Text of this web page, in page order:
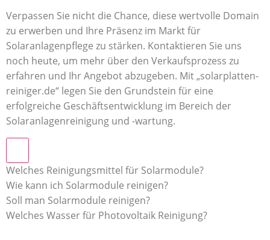
Verpassen Sie nicht die Chance, diese wertvolle Domain
zu erwerben und Ihre Präsenz im Markt für
Solaranlagenpflege zu stärken. Kontaktieren Sie uns
noch heute, um mehr über den Verkaufsprozess zu
erfahren und Ihr Angebot abzugeben. Mit „solarplatten-
reiniger.de“ legen Sie den Grundstein für eine
erfolgreiche Geschäftsentwicklung im Bereich der
Solaranlagenreinigung und -wartung.
Welches Reinigungsmittel für Solarmodule?
Wie kann ich Solarmodule reinigen?
Soll man Solarmodule reinigen?
Welches Wasser für Photovoltaik Reinigung?